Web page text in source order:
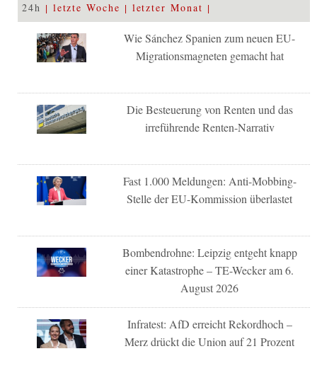
24h letzte Woche letzter Monat
Wie Sánchez Spanien zum neuen EU-
Migrationsmagneten gemacht hat
Die Besteuerung von Renten und das
irreführende Renten-Narrativ
Fast 1.000 Meldungen: Anti-Mobbing-
Stelle der EU-Kommission überlastet
Bombendrohne: Leipzig entgeht knapp
einer Katastrophe – TE-Wecker am 6.
August 2026
Infratest: AfD erreicht Rekordhoch –
Merz drückt die Union auf 21 Prozent